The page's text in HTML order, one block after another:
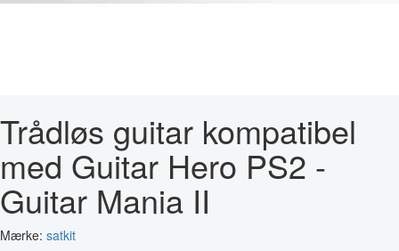
Trådløs guitar kompatibel
med Guitar Hero PS2 -
Guitar Mania II
Mærke: satkit